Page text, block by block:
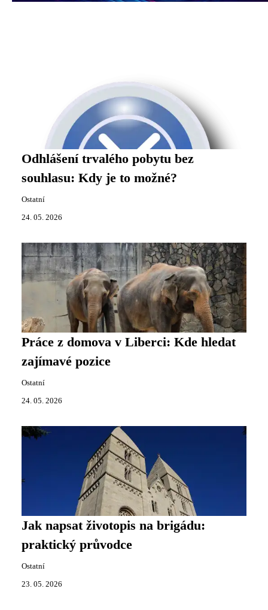
Odhlášení trvalého pobytu bez
souhlasu: Kdy je to možné?
Ostatní
24. 05. 2026
Práce z domova v Liberci: Kde hledat
zajímavé pozice
Ostatní
24. 05. 2026
Jak napsat životopis na brigádu:
praktický průvodce
Ostatní
23. 05. 2026